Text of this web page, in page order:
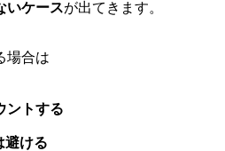
いケースが出てきます。
場合は
ントする
避ける